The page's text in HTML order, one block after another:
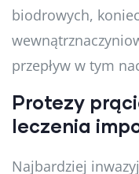
biodrowych,
przepływ w tym
Protezy
leczenia
Najbardziej